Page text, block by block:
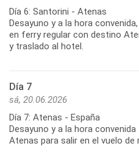
Día 6: Santorini - Atenas
Desayuno y a la hora
en ferry regular con destino
y traslado al hotel.
Día 7
sá, 20.06.2026
Día 7: Atenas - España
Desayuno y a la hora